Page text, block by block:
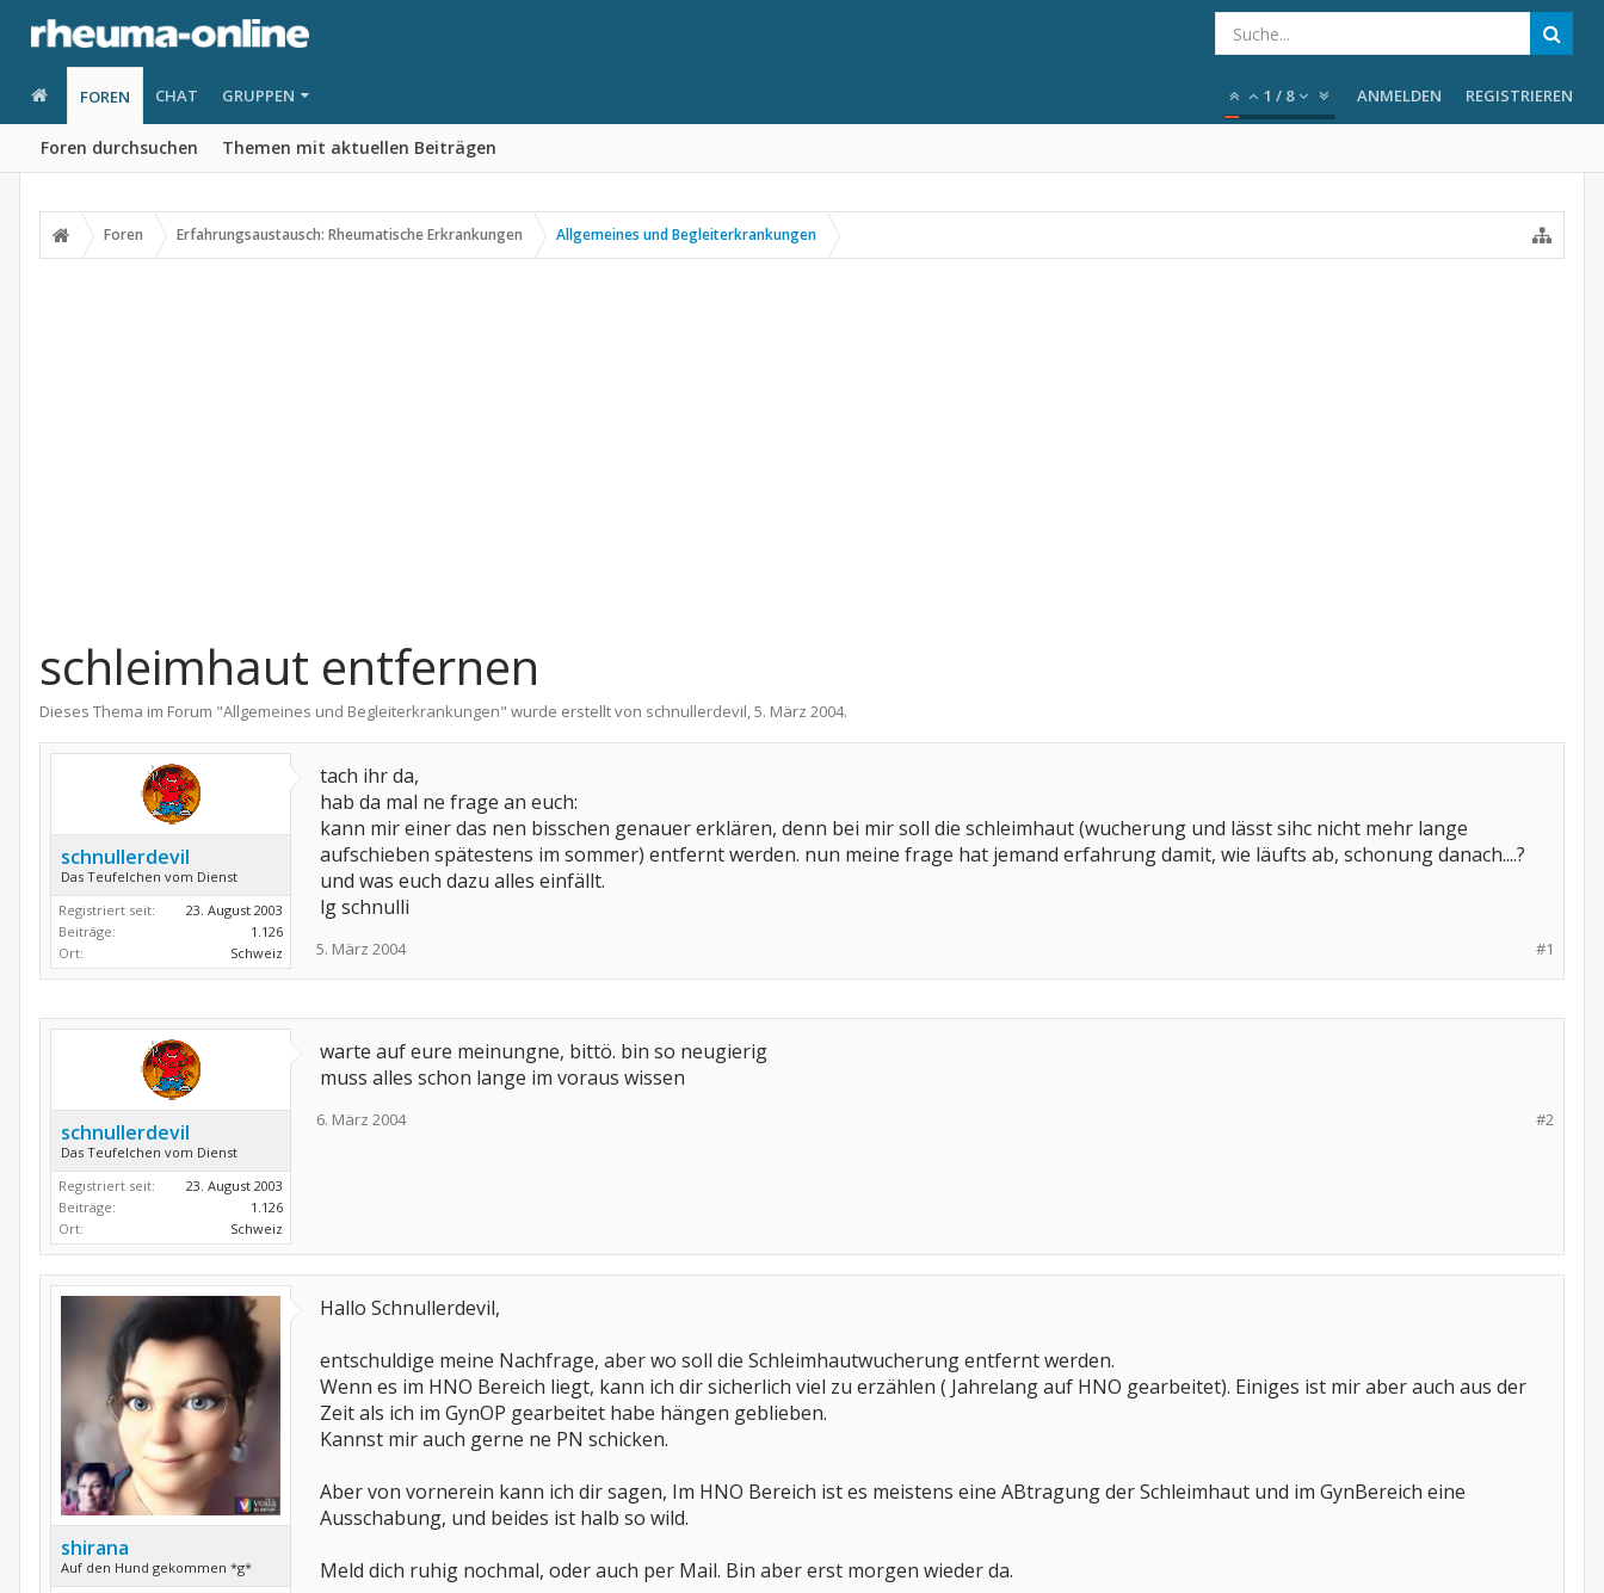
FOREN
Foren durchsuchen Themen mit aktuellen Beiträgen
CHAT GRUPPEN 1 / 8 ANMELDEN REGISTRIEREN
Foren Erfahrungsaustausch: Rheumatische Erkrankungen Allgemeines und Begleiterkrankungen
schleimhaut entfernen
Dieses Thema im Forum "Allgemeines und Begleiterkrankungen" wurde erstellt von schnullerdevil,5. März 2004.
schnullerdevil
Das Teufelchen vom Dienst
Registriert seit:
23. August 2003
Beiträge:
1.126
Ort:
Schweiz
tach ihr da,
hab da mal ne frage an euch:
kann mir einer das nen bisschen genauer erklären, denn bei mir soll die schleimhaut (wucherung und lässt sihc nicht mehr lange
aufschieben spätestens im sommer) entfernt werden. nun meine frage hat jemand erfahrung damit, wie läufts ab, schonung danach....?
und was euch dazu alles einfällt.
lg schnulli
#1
5. März 2004
schnullerdevil
Das Teufelchen vom Dienst
Registriert seit:
23. August 2003
Beiträge:
1.126
Ort:
Schweiz
warte auf eure meinungne, bittö. bin so neugierig
muss alles schon lange im voraus wissen
#2
6. März 2004
shirana
Auf den Hund gekommen *g*
Hallo Schnullerdevil,
entschuldige meine Nachfrage, aber wo soll die Schleimhautwucherung entfernt werden.
Wenn es im HNO Bereich liegt, kann ich dir sicherlich viel zu erzählen ( Jahrelang auf HNO gearbeitet). Einiges ist mir aber auch aus der
Zeit als ich im GynOP gearbeitet habe hängen geblieben.
Kannst mir auch gerne ne PN schicken.
Aber von vornerein kann ich dir sagen, Im HNO Bereich ist es meistens eine ABtragung der Schleimhaut und im GynBereich eine
Ausschabung, und beides ist halb so wild.
Meld dich ruhig nochmal, oder auch per Mail. Bin aber erst morgen wieder da.